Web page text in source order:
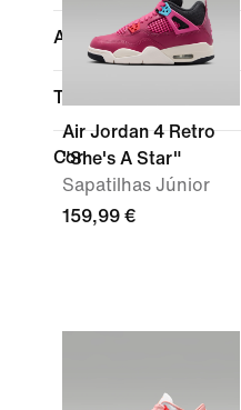
Altura do calçado
Tamanho
Cor
Air Jordan 4 Retro
"She's A Star"
Sapatilhas Júnior
159,99 €